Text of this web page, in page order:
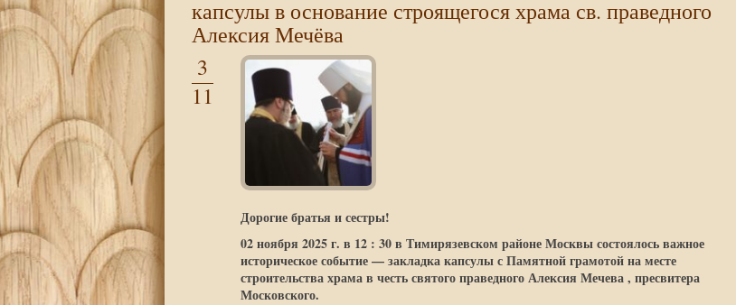
капсулы в основание строящегося храма св. праведного
Алексия Мечёва
3
11
Дорогие братья и сестры!
02 ноября 2025 г. в 12 : 30 в Тимирязевском районе Москвы состоялось важное
историческое событие — закладка капсулы с Памятной грамотой на месте
строительства храма в честь святого праведного Алексия Мечева , пресвитера
Московского.